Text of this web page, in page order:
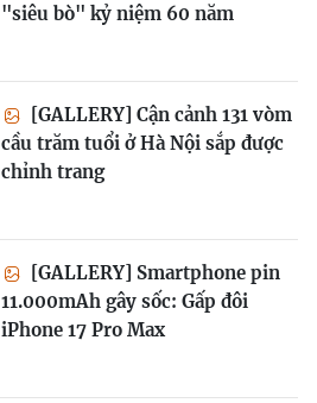
"siêu bò" kỷ niệm 60 năm
[GALLERY] Cận cảnh 131 vòm
cầu trăm tuổi ở Hà Nội sắp được
chỉnh trang
[GALLERY] Smartphone pin
11.000mAh gây sốc: Gấp đôi
iPhone 17 Pro Max